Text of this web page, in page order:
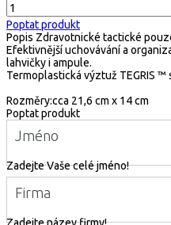
Poptat produkt
Popis Zdravotnické tactické
Efektivnější uchovávání a
lahvičky i ampule.
Termoplastická výztuž TEGRIS
Rozměry:cca 21,6 cm x 14 cm
Poptat produkt
Jméno
Zadejte Vaše celé jméno!
Firma
Zadejte název firmy!